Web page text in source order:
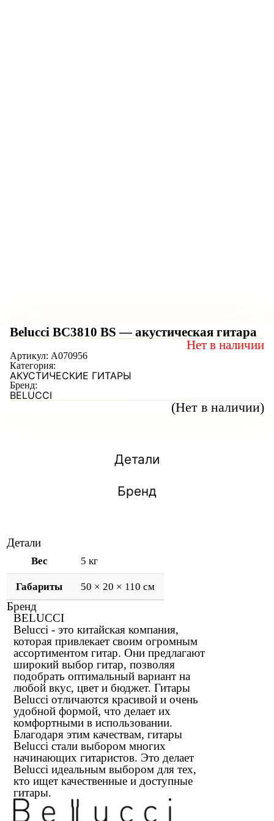
Belucci BC3810 BS — акустическая гитара
(Нет в наличии)
Нет в наличии
Артикул: A070956
Категория:
АКУСТИЧЕСКИЕ ГИТАРЫ
Бренд:
BELUCCI
Детали
Бренд
Детали
Вес 5 кг
Габариты 50 × 20 × 110 см
Бренд
BELUCCI
Belucci - это китайская компания,
которая привлекает своим огромным
ассортиментом гитар. Они предлагают
широкий выбор гитар, позволяя
подобрать оптимальный вариант на
любой вкус, цвет и бюджет. Гитары
Belucci отличаются красивой и очень
удобной формой, что делает их
комфортными в использовании.
Благодаря этим качествам, гитары
Belucci стали выбором многих
начинающих гитаристов. Это делает
Belucci идеальным выбором для тех,
кто ищет качественные и доступные
гитары.